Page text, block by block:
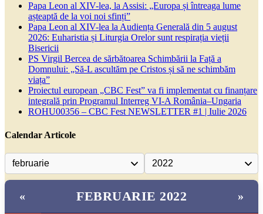
Papa Leon al XIV-lea, la Assisi: „Europa și întreaga lume
așteaptă de la voi noi sfinți”
Papa Leon al XIV-lea la Audiența Generală din 5 august
2026: Euharistia și Liturgia Orelor sunt respirația vieții
Bisericii
PS Virgil Bercea de sărbătoarea Schimbării la Față a
Domnului: „Să-L ascultăm pe Cristos și să ne schimbăm
viața”
Proiectul european „CBC Fest” va fi implementat cu finanțare
integrală prin Programul Interreg VI-A România–Ungaria
ROHU00356 – CBC Fest NEWSLETTER #1 | Iulie 2026
Calendar Articole
« FEBRUARIE 2022 »